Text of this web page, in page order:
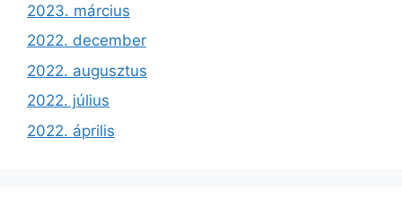
2023. március
2022. december
2022. augusztus
2022. július
2022. április